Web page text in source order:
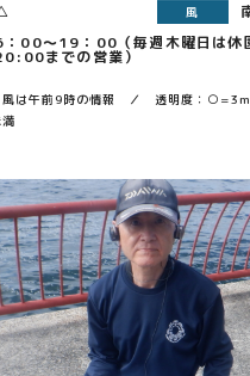
風
：00～19：00（毎週木曜日は休
までの営業）
風は午前9時の情報 ／ 透明度：